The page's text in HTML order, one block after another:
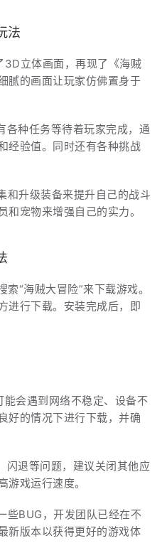
法
3D立体画面，再现了《海贼
腻的画面让玩家仿佛置身于
各种任务等待着玩家完成，通
经验值。同时还有各种挑战
和升级装备来提升自己的战斗
和宠物来增强自己的实力。
“海贼大冒险”来下载游戏。
进行下载。安装完成后，即
能会遇到网络不稳定、设备不
好的情况下进行下载，并确
闪退等问题，建议关闭其他应
游戏运行速度。
些BUG，开发团队已经在不
新版本以获得更好的游戏体